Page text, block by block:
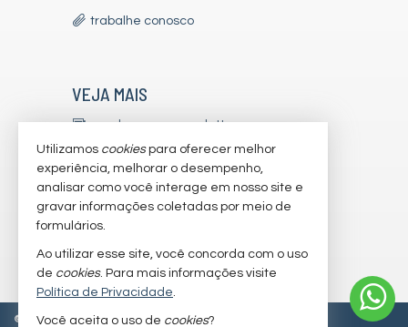
trabalhe conosco
VEJA MAIS
receba nosso newsletter
indicadores financeiros
cadastre seu imóvel
imóveis favoritos
mapa de imóveis
© 2026 CRECI/SC 7179-J Política de Privacidade
Utilizamos cookiespara oferecer melhor
experiência, melhorar o desempenho,
analisar como você interage em nosso site e
gravar informações coletadas por meio de
formulários.
Ao utilizar esse site, você concorda com o uso
de cookies. Para mais informações visite
Política de Privacidade.
Você aceita o uso de cookies?